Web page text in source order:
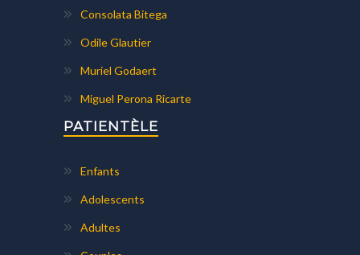
Consolata Bitega
Odile Glautier
Muriel Godaert
Miguel Perona Ricarte
PATIENTÈLE
Enfants
Adolescents
Adultes